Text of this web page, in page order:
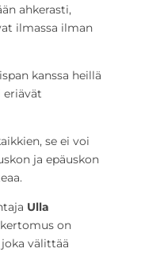
ahkerasti,
ilmassa ilman
kanssa heillä
eriävät
se ei voi
ja epäuskon
Ulla
on
välittää